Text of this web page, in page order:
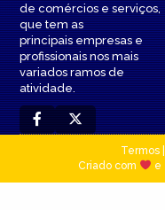
de comércios e serviços,
que tem as
principais empresas e
profissionais nos mais
variados ramos de
atividade.
Termos|
Criado com
e